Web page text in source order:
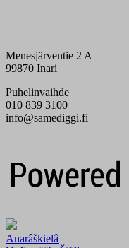
Menesjärventie 2 A
99870 Inari
Puhelinvaihde
010 839 3100
info@samediggi.fi
Anarâškielâ